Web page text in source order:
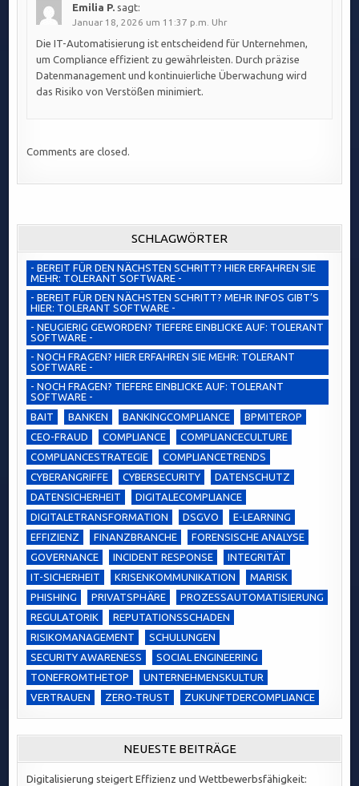
Emilia P. sagt:
Januar 18, 2026 um 11:37 p.m. Uhr
Die IT-Automatisierung ist entscheidend für Unternehmen,
um Compliance effizient zu gewährleisten. Durch präzise
Datenmanagement und kontinuierliche Überwachung wird
das Risiko von Verstößen minimiert.
Comments are closed.
SCHLAGWÖRTER
- BEREIT FÜR DEN NÄCHSTEN SCHRITT? HIER ERFAHREN SIE
MEHR: TOLERANT SOFTWARE -
- BEREIT FÜR DEN NÄCHSTEN SCHRITT? MEHR INFOS GIBT’S
HIER: TOLERANT SOFTWARE -
- NEUGIERIG GEWORDEN? TIEFERE EINBLICKE AUF: TOLERANT
SOFTWARE -
- NOCH FRAGEN? HIER ERFAHREN SIE MEHR: TOLERANT
SOFTWARE -
- NOCH FRAGEN? TIEFERE EINBLICKE AUF: TOLERANT
SOFTWARE -
BAIT
BANKEN BANKINGCOMPLIANCE
BPMITEROP
CEO-FRAUD
COMPLIANCE
COMPLIANCECULTURE
COMPLIANCESTRATEGIE
COMPLIANCETRENDS
CYBERANGRIFFE
CYBERSECURITY
DATENSCHUTZ
DATENSICHERHEIT
DIGITALECOMPLIANCE
DIGITALETRANSFORMATION
DSGVO
E-LEARNING
EFFIZIENZ
FINANZBRANCHE
FORENSISCHE ANALYSE
GOVERNANCE
INCIDENT RESPONSE
INTEGRITÄT
IT-SICHERHEIT
KRISENKOMMUNIKATION
MARISK
PHISHING
PRIVATSPHÄRE
PROZESSAUTOMATISIERUNG
REGULATORIK
REPUTATIONSSCHADEN
RISIKOMANAGEMENT
SCHULUNGEN
SECURITY AWARENESS
SOCIAL ENGINEERING
TONEFROMTHETOP
UNTERNEHMENSKULTUR
VERTRAUEN
ZERO-TRUST ZUKUNFTDERCOMPLIANCE
NEUESTE BEITRÄGE
Digitalisierung steigert Effizienz und Wettbewerbsfähigkeit: